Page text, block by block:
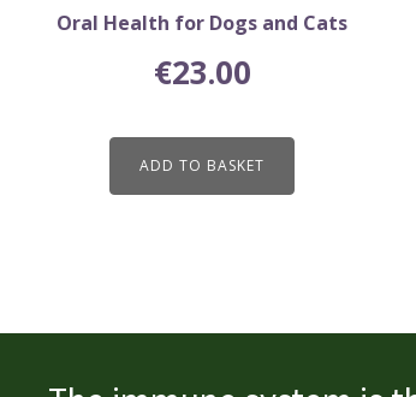
Oral Health for Dogs and Cats
€23.00
ADD TO BASKET